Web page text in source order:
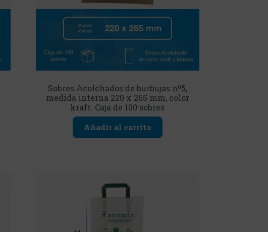
Sobres Acolchados de burbujas nº5,
medida interna 220 x 265 mm, color
kraft. Caja de 100 sobres
Añadir al carrito